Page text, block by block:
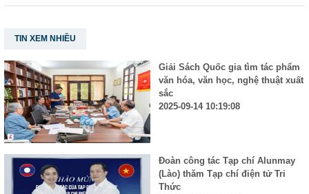
TIN XEM NHIỀU
Giải Sách Quốc gia tìm tác phẩm
văn hóa, văn học, nghệ thuật xuất
sắc
2025-09-14 10:19:08
Đoàn công tác Tạp chí Alunmay
(Lào) thăm Tạp chí điện tử Tri
Thức